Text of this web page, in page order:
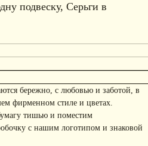
подвеску, Серьги в
бережно, с любовью и заботой, в
фирменном стиле и цветах.
тишью и поместим
с нашим логотипом и знаковой